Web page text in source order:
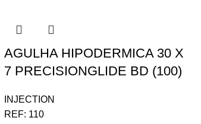
AGULHA HIPODERMICA 30 X
7 PRECISIONGLIDE BD (100)
INJECTION
REF: 110